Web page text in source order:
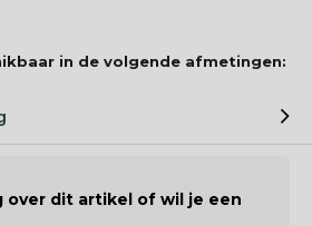
in de volgende afmetingen:
over dit artikel of wil je een